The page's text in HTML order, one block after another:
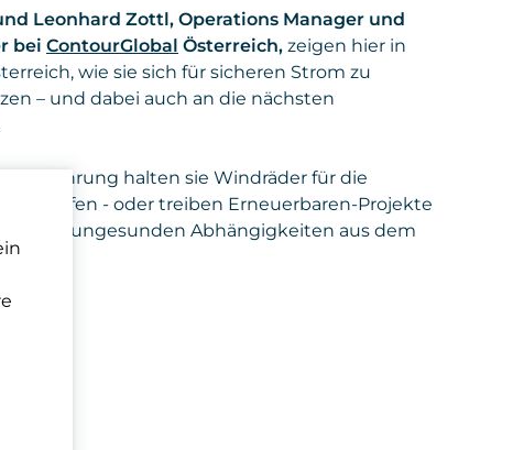
Leonhard Zottl, Operations Manager und
bei ContourGlobal Österreich, zeigen hier in
wie sie sich für sicheren Strom zu
– und dabei auch an die nächsten
halten sie Windräder für die
am Laufen - oder treiben Erneuerbaren-Projekte
Frei von ungesunden Abhängigkeiten aus dem